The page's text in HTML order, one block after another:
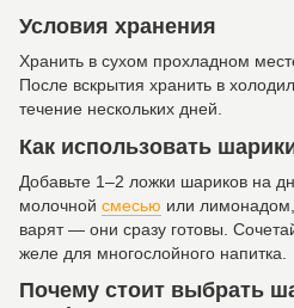
Условия хранения
Хранить в сухом прохладном
После вскрытия хранить в
течение нескольких дней.
Как использовать
Добавьте 1–2 ложки шариков на
молочной смесью или
варят — они сразу готовы.
желе для многослойного напитка.
Почему стоит выбрать